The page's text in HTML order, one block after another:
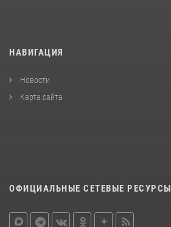
НАВИГАЦИЯ
Новости
Карта сайта
ОФИЦИАЛЬНЫЕ СЕТЕВЫЕ РЕСУРСЫ